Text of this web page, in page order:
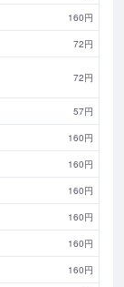
160円
72円
72円
57円
160円
160円
160円
160円
160円
160円